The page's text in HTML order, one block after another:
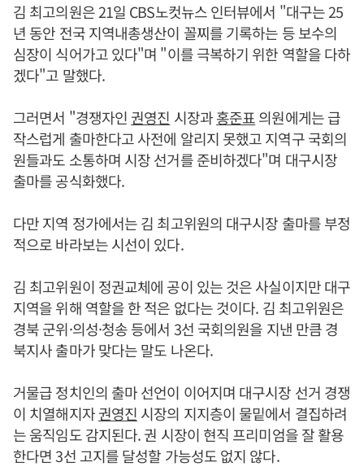
김 최고의원은 21일 CBS노컷뉴스 인터뷰에서 "대구는 25
년 동안 전국 지역내총생산이 꼴찌를 기록하는 등 보수의
심장이 식어가고 있다"며 "이를 극복하기 위한 역할을 다하
겠다"고 말했다.
그러면서 "경쟁자인 권영진 시장과홍준표의원에게는 급
작스럽게 출마한다고 사전에 알리지 못했고 지역구 국회의
원들과도 소통하며 시장 선거를 준비하겠다"며 대구시장
출마를 공식화했다.
다만 지역 정가에서는 김 최고위원의 대구시장 출마를 부정
적으로 바라보는 시선이 있다.
김 최고위원이 정권교체에 공이 있는 것은 사실이지만 대구
지역을 위해 역할을 한 적은 없다는 것이다. 김 최고위원은
경북 군위·의성·청송 등에서 3선 국회의원을 지낸 만큼 경
북지사 출마가 맞다는 말도 나온다.
거물급 정치인의 출마 선언이 이어지며 대구시장 선거 경쟁
이 치열해지자권영진 시장의 지지층이 물밑에서 결집하려
는 움직임도 감지된다. 권 시장이 현직 프리미엄을 잘 활용
한다면 3선 고지를 달성할 가능성도 없지 않다.